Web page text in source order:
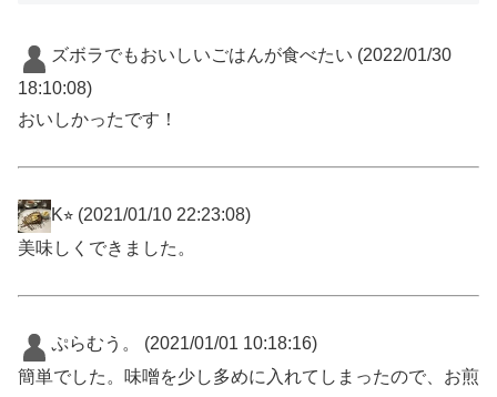
ズボラでもおいしいごはんが食べたい (2022/01/30
18:10:08)
おいしかったです！
K⭐︎ (2021/01/10 22:23:08)
美味しくできました。
ぷらむう。
(2021/01/01 10:18:16)
簡単でした。味噌を少し多めに入れてしまったので、お煎